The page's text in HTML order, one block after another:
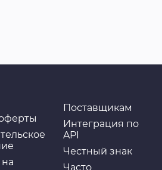
на
Поставщикам
Интеграция по
API
Честный знак
Часто